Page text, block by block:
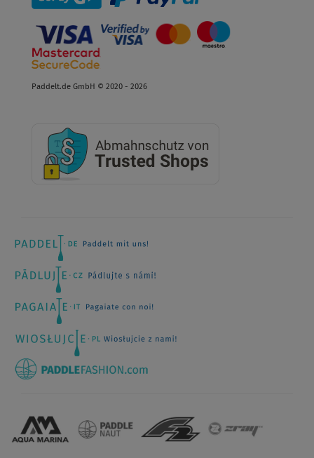
Paddelt.de GmbH © 2020 - 2026